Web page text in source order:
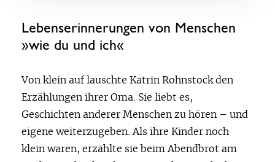
Lebenserinnerungen von Menschen
»wie du und ich«
Von klein auf lauschte Katrin Rohnstock den
Erzählungen ihrer Oma. Sie liebt es,
Geschichten anderer Menschen zu hören – und
eigene weiterzugeben. Als ihre Kinder noch
klein waren, erzählte sie beim Abendbrot am